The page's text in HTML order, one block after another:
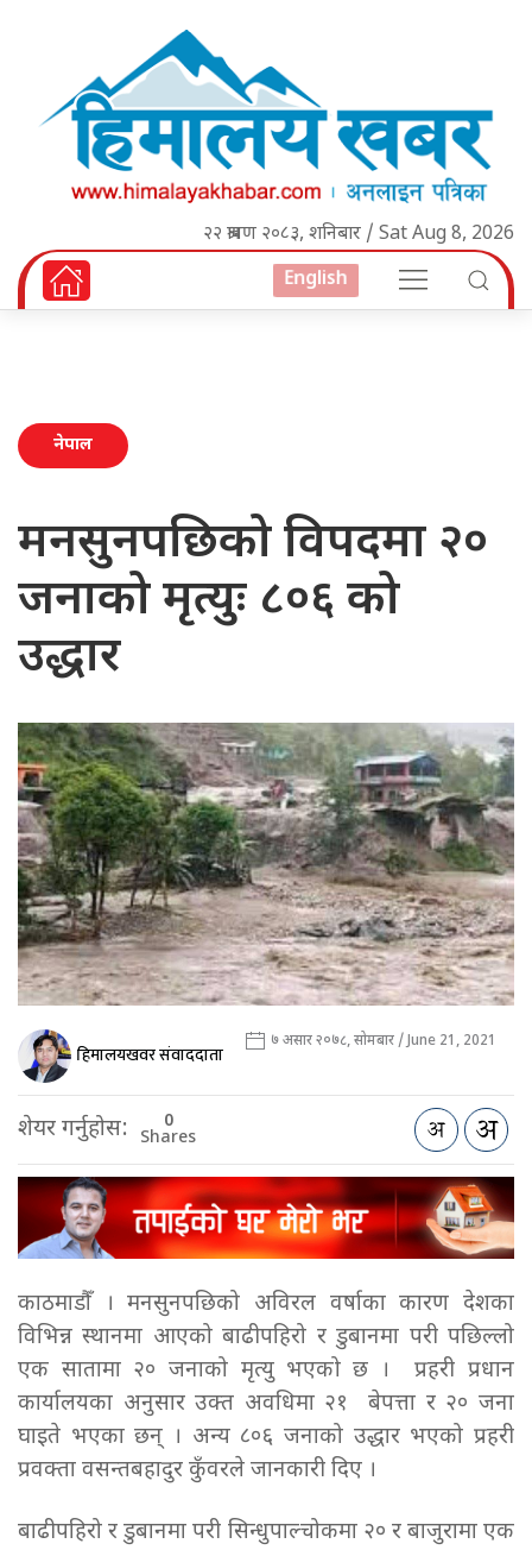
२२ श्रावण २०८३, शनिबार / Sat Aug 8, 2026
English
नेपाल
मनसुनपछिको विपदमा २०
जनाको मृत्युः ८०६ को
उद्धार
हिमालयखवर संवाददाता ७ असार २०७८, सोमबार / June 21, 2021
शेयर गर्नुहोस: 0
Shares
काठमाडौँ । मनसुनपछिको अविरल वर्षाका कारण देशका
विभिन्न स्थानमा आएको बाढीपहिरो र डुबानमा परी पछिल्लो
एक सातामा २० जनाको मृत्यु भएको छ । प्रहरी प्रधान
कार्यालयका अनुसार उक्त अवधिमा २१ बेपत्ता र २० जना
घाइते भएका छन् । अन्य ८०६ जनाको उद्धार भएको प्रहरी
प्रवक्ता वसन्तबहादुर कुँवरले जानकारी दिए ।
बाढीपहिरो र डुबानमा परी सिन्धुपाल्चोकमा २० र बाजुरामा एक